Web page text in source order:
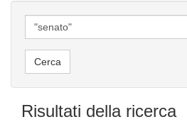
Risultati della ricerca